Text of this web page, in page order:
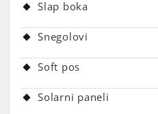
Slap boka
Snegolovi
Soft pos
Solarni paneli